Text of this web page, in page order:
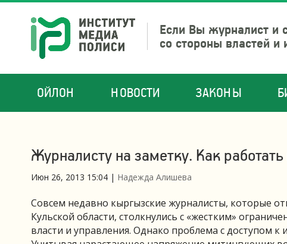
Если Вы журналист и
со стороны властей
ОЙЛОН НОВОСТИ ЗАКОНЫ
Журналисту на заметку. Как
Июн 26, 2013 15:04 | Надежда Алишева
Совсем недавно кыргызские журналисты, которые
Кульской области, столкнулись с «жестким»
власти и управления. Однако проблема с доступом